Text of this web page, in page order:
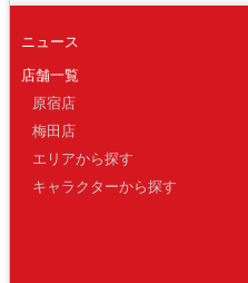
ニュース
店舗一覧
原宿店
梅田店
エリアから探す
キャラクターから探す